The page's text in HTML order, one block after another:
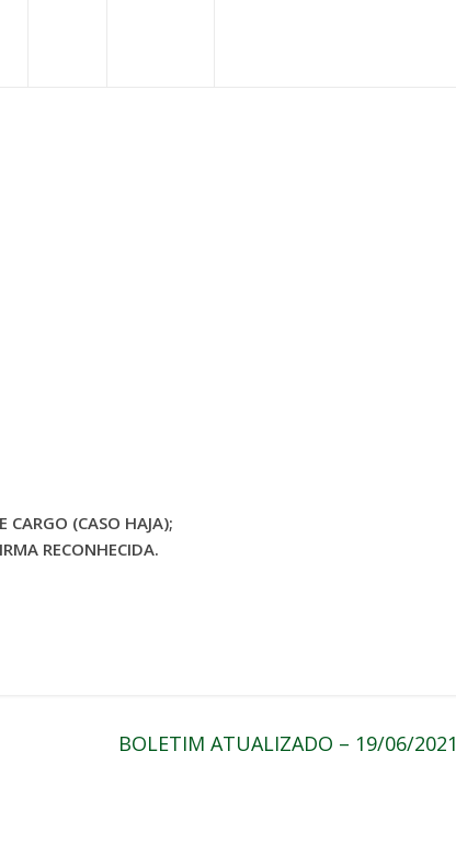
CARGO (CASO HAJA);
RECONHECIDA.
BOLETIM ATUALIZADO – 19/06/2021